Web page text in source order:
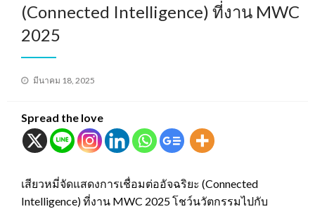
(Connected Intelligence) ที่งาน MWC
2025
Posted
มีนาคม 18, 2025
Spread the love
เสียวหมี่จัดแสดงการเชื่อมต่ออัจฉริยะ (Connected
Intelligence) ที่งาน MWC 2025 โชว์นวัตกรรมไปกับ